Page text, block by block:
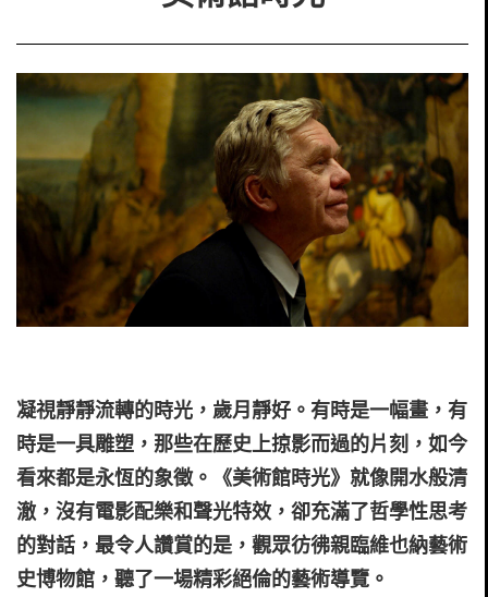
凝視靜靜流轉的時光，歲月靜好。有時是一幅畫，有
時是一具雕塑，那些在歷史上掠影而過的片刻，如今
看來都是永恆的象徵。《美術館時光》就像開水般清
澈，沒有電影配樂和聲光特效，卻充滿了哲學性思考
的對話，最令人讚賞的是，觀眾彷彿親臨維也納藝術
史博物館，聽了一場精彩絕倫的藝術導覽。